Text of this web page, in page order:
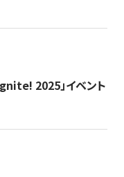
2025」イベント